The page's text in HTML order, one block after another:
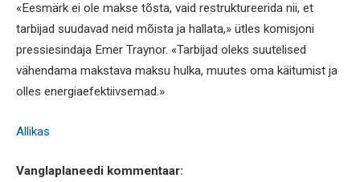
«Eesmärk ei ole makse tõsta, vaid restruktureerida nii, et
tarbijad suudavad neid mõista ja hallata,» ütles komisjoni
pressiesindaja Emer Traynor. «Tarbijad oleks suutelised
vähendama makstava maksu hulka, muutes oma käitumist ja
olles energiaefektiivsemad.»
Allikas
Vanglaplaneedi kommentaar: